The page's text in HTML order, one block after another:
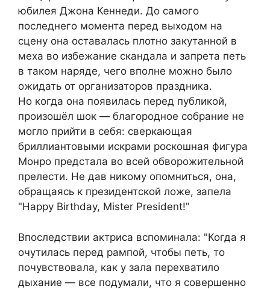
юбилея Джона Кеннеди. До самого
последнего момента перед выходом на
сцену она оставалась плотно закутанной в
меха во избежание скандала и запрета петь
в таком наряде, чего вполне можно было
ожидать от организаторов праздника.
Но когда она появилась перед публикой,
произошёл шок — благородное собрание не
могло прийти в себя: сверкающая
бриллиантовыми искрами роскошная фигура
Монро предстала во всей обворожительной
прелести. Не дав никому опомниться, она,
обращаясь к президентской ложе, запела
"Happy Birthday, Mister President!"
Впоследствии актриса вспоминала: "Когда я
очутилась перед рампой, чтобы петь, то
почувствовала, как у зала перехватило
дыхание — все подумали, что я совершенно